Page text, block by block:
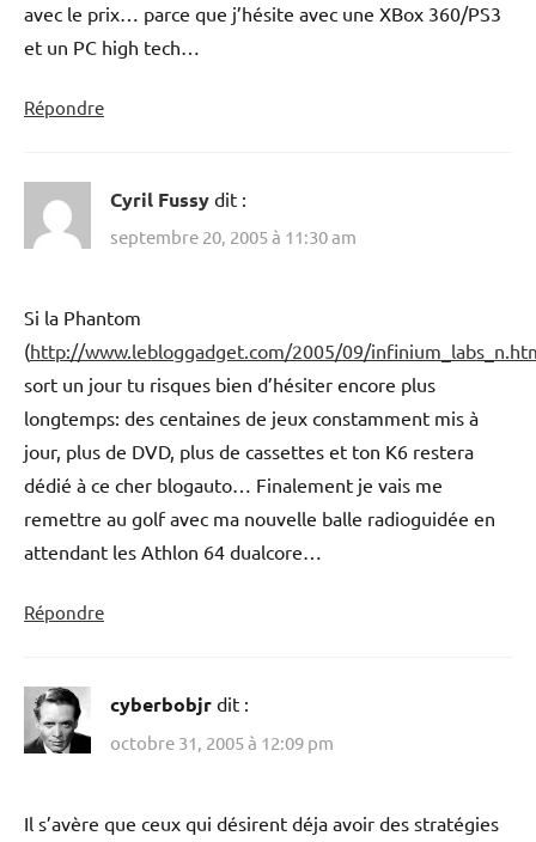
avec le prix… parce que j’hésite avec une XBox 360/PS3
et un PC high tech…
Répondre
Cyril Fussy dit :
septembre 20, 2005 à 11:30 am
Si la Phantom
(http://www.lebloggadget.com/2005/09/
sort un jour tu risques bien d’hésiter encore plus
longtemps: des centaines de jeux constamment mis à
jour, plus de DVD, plus de cassettes et ton K6 restera
dédié à ce cher blogauto… Finalement je vais me
remettre au golf avec ma nouvelle balle radioguidée en
attendant les Athlon 64 dualcore…
Répondre
cyberbobjr dit :
octobre 31, 2005 à 12:09 pm
Il s’avère que ceux qui désirent déja avoir des stratégies